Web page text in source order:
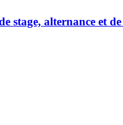
stage, alternance et